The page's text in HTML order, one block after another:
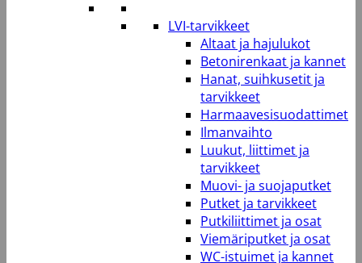
LVI-tarvikkeet
Altaat ja hajulukot
Betonirenkaat ja kannet
Hanat, suihkusetit ja
tarvikkeet
Harmaavesisuodattimet
Ilmanvaihto
Luukut, liittimet ja
tarvikkeet
Muovi- ja suojaputket
Putket ja tarvikkeet
Putkiliittimet ja osat
Viemäriputket ja osat
WC-istuimet ja kannet